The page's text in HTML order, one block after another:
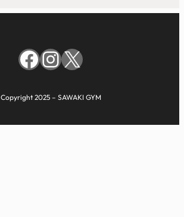
Facebook
Instagram
X
Copyright 2025 – SAWAKI GYM